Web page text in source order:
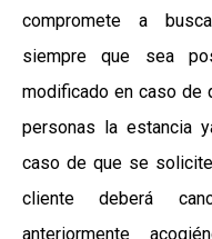
compromete a
siempre que sea
modificado en caso de
personas la estancia
caso de que se
cliente deberá
anteriormente